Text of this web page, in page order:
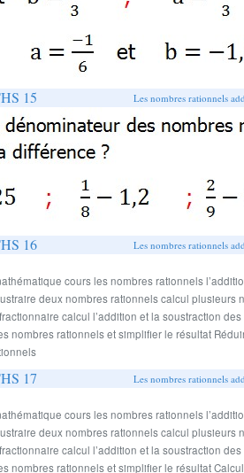
15 Les nombres rationnels
16 Les nombres rationnels
17 Les nombres rationnels